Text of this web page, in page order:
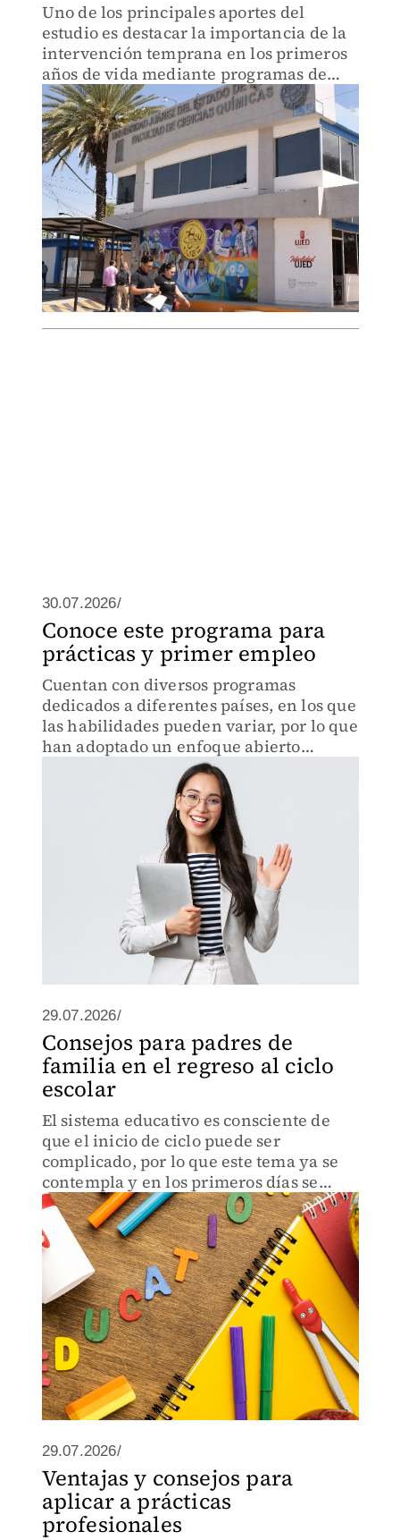
Uno de los principales aportes del
estudio es destacar la importancia de la
intervención temprana en los primeros
años de vida mediante programas de
estimulación.
30.07.2026/
Conoce este programa para
prácticas y primer empleo
Cuentan con diversos programas
dedicados a diferentes países, en los que
las habilidades pueden variar, por lo que
han adoptado un enfoque abierto
respecto a estudios previos.
29.07.2026/
Consejos para padres de
familia en el regreso al ciclo
escolar
El sistema educativo es consciente de
que el inicio de ciclo puede ser
complicado, por lo que este tema ya se
contempla y en los primeros días se
dedica el tiempo a adaptarse.
29.07.2026/
Ventajas y consejos para
aplicar a prácticas
profesionales